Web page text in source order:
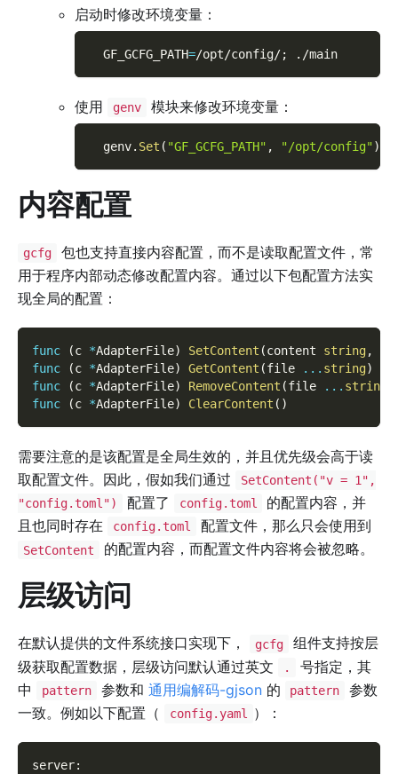
启动时修改环境变量：
GF_GCFG_PATH=/opt/config/; ./main
使用 genv 模块来修改环境变量：
  genv
. Set ( "GF_GCFG_PATH" , "/opt/config")
内容配置
gcfg
包也支持直接内容配置，而不是读取配置文件，常
用于程序内部动态修改配置内容。通过以下包配置方法实
现全局的配置：
func (c *AdapterFile) SetContent (content string,
func
(c *AdapterFile) GetContent (file ... string)
func
(c *AdapterFile) RemoveContent (file ... string
func
(c *AdapterFile) ClearContent ( )
需要注意的是该配置是全局生效的，并且优先级会高于读
取配置文件。因此，假如我们通过
SetContent("v = 1",
"config.toml")
配置了 config.toml
的配置内容，并
且也同时存在
config.toml 配置文件，那么只会使用到
SetContent 的配置内容，而配置文件内容将会被忽略。
层级访问
在默认提供的文件系统接口实现下， gcfg
组件支持按层
级获取配置数据，层级访问默认通过英文
.
号指定，其
中
pattern 参数和 通用编解码-gjson的 pattern
参数
一致。例如以下配置（
config.yaml ）：
server: